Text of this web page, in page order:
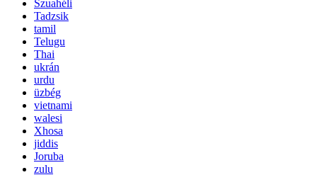
Szuahéli
Tadzsik
tamil
Telugu
Thai
ukrán
urdu
üzbég
vietnami
walesi
Xhosa
jiddis
Joruba
zulu